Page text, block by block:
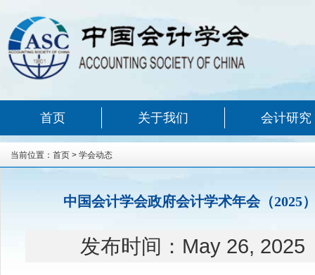
首页 关于我们 会计研究
当前位置： 首页 > 学会动态
中国会计学会政府会计学术年会（2025
发布时间： May 26, 2025